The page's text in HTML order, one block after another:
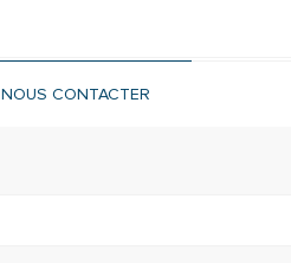
NOUS CONTACTER